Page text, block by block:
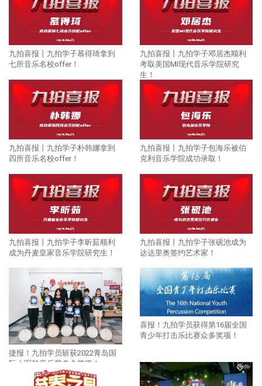
九拍喜报丨九拍学子慕得琦拿到
七所音乐名校offer！
九拍喜报丨九拍学子邓居杰顺利
考取美国MI现代音乐学院研究
生！
九拍喜报丨九拍学子朴韩娜拿到
四所音乐名校offer！
九拍喜报丨九拍学子包海乐被伯
克利音乐学院成功录取！
九拍喜报丨九拍学子李昕茹顺利
成为丹麦皇家音乐学院研究生！
九拍喜报丨九拍学子张砚池成为
达达里奥签约艺术家！
捷报！九拍学员斩获2022青岛国
际小军鼓音乐节多个奖项！
喜报！九拍学员获得第16届全国
青少年打击乐比赛众多奖项！